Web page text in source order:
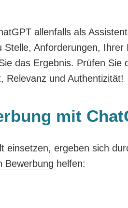
allenfalls als
Stelle, Anforderungen,
das Ergebnis. Prüfen Sie
Relevanz und Authentizität!
mit
einsetzen, ergeben sich
Bewerbung helfen: